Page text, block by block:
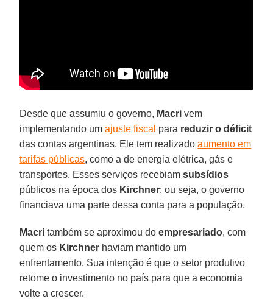
Desde que assumiu o governo, Macri vem
implementando umajuste fiscal para reduzir o déficit
das contas argentinas. Ele tem realizadoaumento em
tarifas públicas, como a de energia elétrica, gás e
transportes. Esses serviços recebiamsubsídios
públicos na época dos Kirchner; ou seja, o governo
financiava uma parte dessa conta para a população.
Macri também se aproximou doempresariado, com
quem os Kirchner haviam mantido um
enfrentamento. Sua intenção é que o setor produtivo
retome o investimento no país para que a economia
volte a crescer.